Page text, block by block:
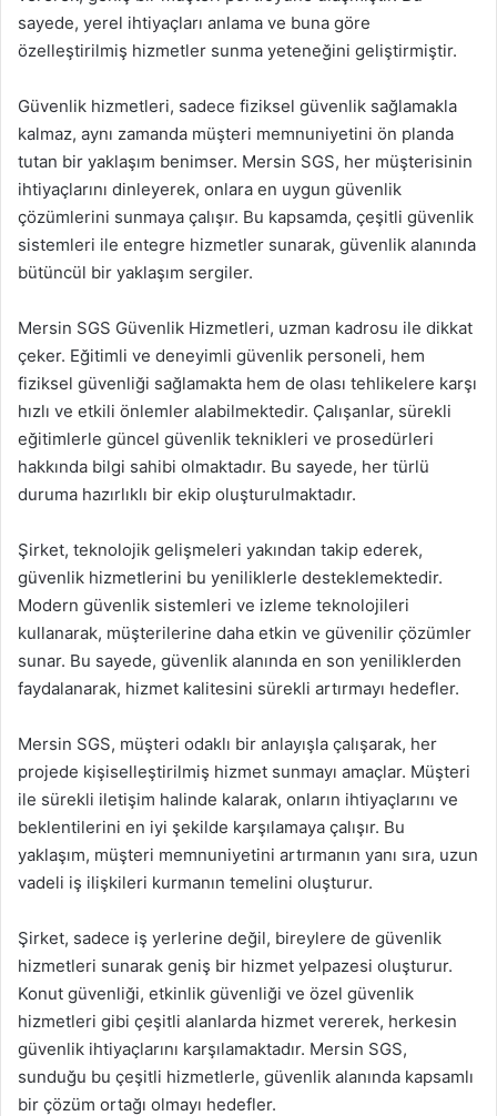
sayede, yerel ihtiyaçları anlama ve buna göre
özelleştirilmiş hizmetler sunma yeteneğini geliştirmiştir.
Güvenlik hizmetleri, sadece fiziksel güvenlik sağlamakla
kalmaz, aynı zamanda müşteri memnuniyetini ön planda
tutan bir yaklaşım benimser. Mersin SGS, her müşterisinin
ihtiyaçlarını dinleyerek, onlara en uygun güvenlik
çözümlerini sunmaya çalışır. Bu kapsamda, çeşitli güvenlik
sistemleri ile entegre hizmetler sunarak, güvenlik alanında
bütüncül bir yaklaşım sergiler.
Mersin SGS Güvenlik Hizmetleri, uzman kadrosu ile dikkat
çeker. Eğitimli ve deneyimli güvenlik personeli, hem
fiziksel güvenliği sağlamakta hem de olası tehlikelere karşı
hızlı ve etkili önlemler alabilmektedir. Çalışanlar, sürekli
eğitimlerle güncel güvenlik teknikleri ve prosedürleri
hakkında bilgi sahibi olmaktadır. Bu sayede, her türlü
duruma hazırlıklı bir ekip oluşturulmaktadır.
Şirket, teknolojik gelişmeleri yakından takip ederek,
güvenlik hizmetlerini bu yeniliklerle desteklemektedir.
Modern güvenlik sistemleri ve izleme teknolojileri
kullanarak, müşterilerine daha etkin ve güvenilir çözümler
sunar. Bu sayede, güvenlik alanında en son yeniliklerden
faydalanarak, hizmet kalitesini sürekli artırmayı hedefler.
Mersin SGS, müşteri odaklı bir anlayışla çalışarak, her
projede kişiselleştirilmiş hizmet sunmayı amaçlar. Müşteri
ile sürekli iletişim halinde kalarak, onların ihtiyaçlarını ve
beklentilerini en iyi şekilde karşılamaya çalışır. Bu
yaklaşım, müşteri memnuniyetini artırmanın yanı sıra, uzun
vadeli iş ilişkileri kurmanın temelini oluşturur.
Şirket, sadece iş yerlerine değil, bireylere de güvenlik
hizmetleri sunarak geniş bir hizmet yelpazesi oluşturur.
Konut güvenliği, etkinlik güvenliği ve özel güvenlik
hizmetleri gibi çeşitli alanlarda hizmet vererek, herkesin
güvenlik ihtiyaçlarını karşılamaktadır. Mersin SGS,
sunduğu bu çeşitli hizmetlerle, güvenlik alanında kapsamlı
bir çözüm ortağı olmayı hedefler.